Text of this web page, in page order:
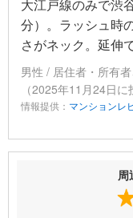
大江戸線のみで渋
分）。ラッシュ時
さがネック。延伸
男性 / 居住者・所有
（2025年11月24日に
情報提供： マンションレ
周